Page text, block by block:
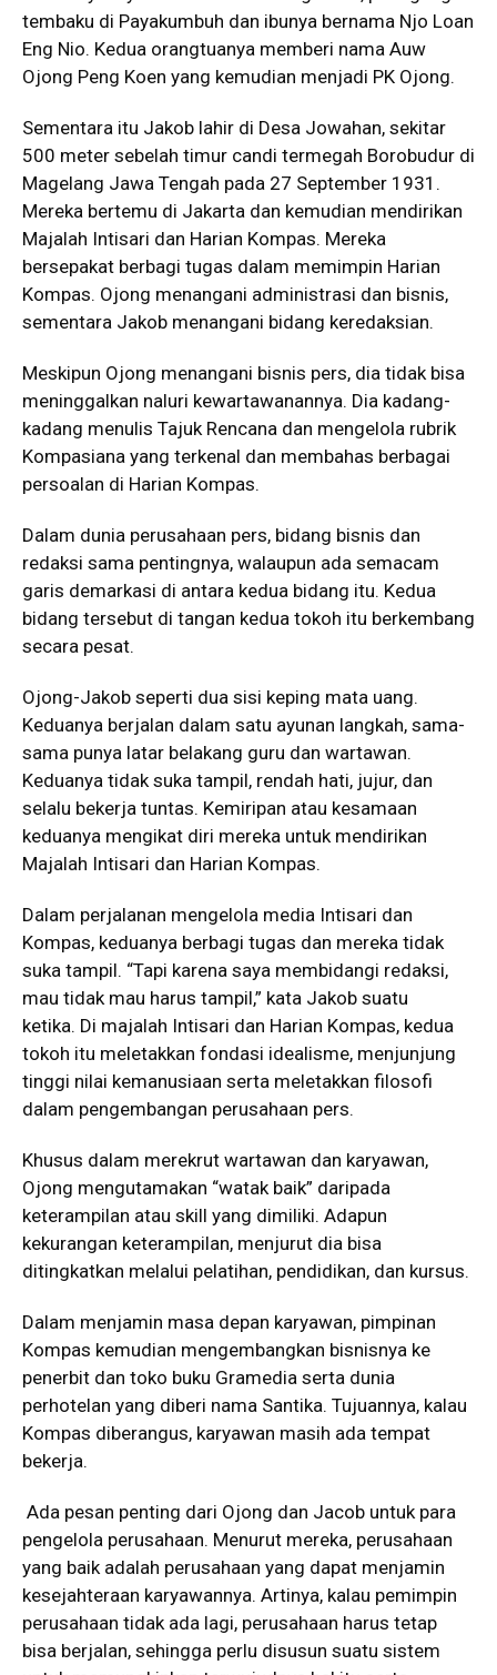
tembaku di Payakumbuh dan ibunya bernama Njo Loan
Eng Nio. Kedua orangtuanya memberi nama Auw
Ojong Peng Koen yang kemudian menjadi PK Ojong.
Sementara itu Jakob lahir di Desa Jowahan, sekitar
500 meter sebelah timur candi termegah Borobudur di
Magelang Jawa Tengah pada 27 September 1931.
Mereka bertemu di Jakarta dan kemudian mendirikan
Majalah Intisari dan Harian Kompas. Mereka
bersepakat berbagi tugas dalam memimpin Harian
Kompas. Ojong menangani administrasi dan bisnis,
sementara Jakob menangani bidang keredaksian.
Meskipun Ojong menangani bisnis pers, dia tidak bisa
meninggalkan naluri kewartawanannya. Dia kadang-
kadang menulis Tajuk Rencana dan mengelola rubrik
Kompasiana yang terkenal dan membahas berbagai
persoalan di Harian Kompas.
Dalam dunia perusahaan pers, bidang bisnis dan
redaksi sama pentingnya, walaupun ada semacam
garis demarkasi di antara kedua bidang itu. Kedua
bidang tersebut di tangan kedua tokoh itu berkembang
secara pesat.
Ojong-Jakob seperti dua sisi keping mata uang.
Keduanya berjalan dalam satu ayunan langkah, sama-
sama punya latar belakang guru dan wartawan.
Keduanya tidak suka tampil, rendah hati, jujur, dan
selalu bekerja tuntas. Kemiripan atau kesamaan
keduanya mengikat diri mereka untuk mendirikan
Majalah Intisari dan Harian Kompas.
Dalam perjalanan mengelola media Intisari dan
Kompas, keduanya berbagi tugas dan mereka tidak
suka tampil. “Tapi karena saya membidangi redaksi,
mau tidak mau harus tampil,” kata Jakob suatu
ketika. Di majalah Intisari dan Harian Kompas, kedua
tokoh itu meletakkan fondasi idealisme, menjunjung
tinggi nilai kemanusiaan serta meletakkan filosofi
dalam pengembangan perusahaan pers.
Khusus dalam merekrut wartawan dan karyawan,
Ojong mengutamakan “watak baik” daripada
keterampilan atau skill yang dimiliki. Adapun
kekurangan keterampilan, menjurut dia bisa
ditingkatkan melalui pelatihan, pendidikan, dan kursus.
Dalam menjamin masa depan karyawan, pimpinan
Kompas kemudian mengembangkan bisnisnya ke
penerbit dan toko buku Gramedia serta dunia
perhotelan yang diberi nama Santika. Tujuannya, kalau
Kompas diberangus, karyawan masih ada tempat
bekerja.
Ada pesan penting dari Ojong dan Jacob untuk para
pengelola perusahaan. Menurut mereka, perusahaan
yang baik adalah perusahaan yang dapat menjamin
kesejahteraan karyawannya. Artinya, kalau pemimpin
perusahaan tidak ada lagi, perusahaan harus tetap
bisa berjalan, sehingga perlu disusun suatu sistem